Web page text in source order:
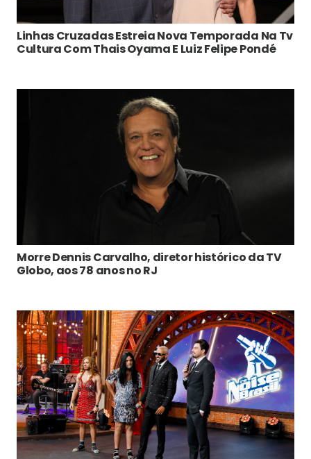
Linhas Cruzadas Estreia Nova Temporada Na Tv
Cultura Com Thais Oyama E Luiz Felipe Pondé
Morre Dennis Carvalho, diretor histórico da TV
Globo, aos 78 anos no RJ